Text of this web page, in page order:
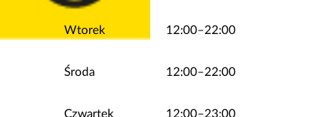
Wtorek 12:00–22:00
Środa 12:00–22:00
Czwartek 12:00–23:00